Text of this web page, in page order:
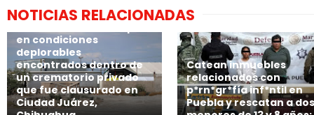
NOTICIAS RELACIONADAS
en condiciones
deplorables
encontrados dentro de
un crematorio privado
que fue clausurado en
Ciudad Juárez,
Catean inmuebles
relacionados con
p*rn*gr*fía inf*ntil en
Puebla y rescatan a dos